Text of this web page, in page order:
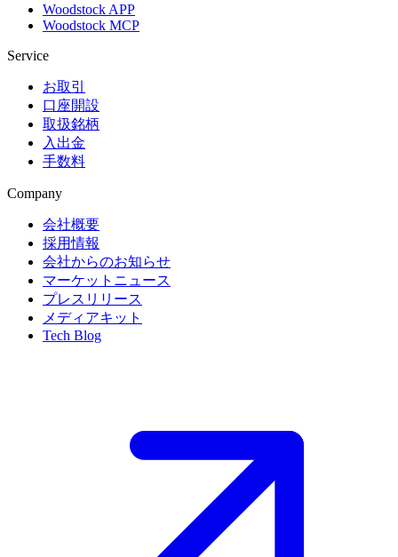
Woodstock APP
Woodstock MCP
Service
お取引
口座開設
取扱銘柄
入出金
手数料
Company
会社概要
採用情報
会社からのお知らせ
マーケットニュース
プレスリリース
メディアキット
Tech Blog